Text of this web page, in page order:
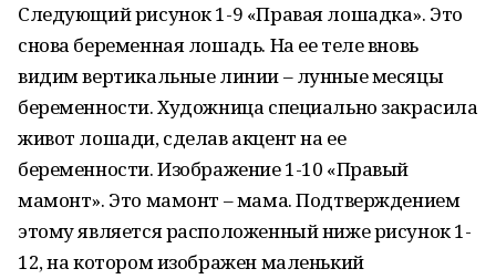
Следующий рисунок 1-9 «Правая лошадка». Это
снова беременная лошадь. На ее теле вновь
видим вертикальные линии – лунные месяцы
беременности. Художница специально закрасила
живот лошади, сделав акцент на ее
беременности. Изображение 1-10 «Правый
мамонт». Это мамонт – мама. Подтверждением
этому является расположенный ниже рисунок 1-
12, на котором изображен маленький